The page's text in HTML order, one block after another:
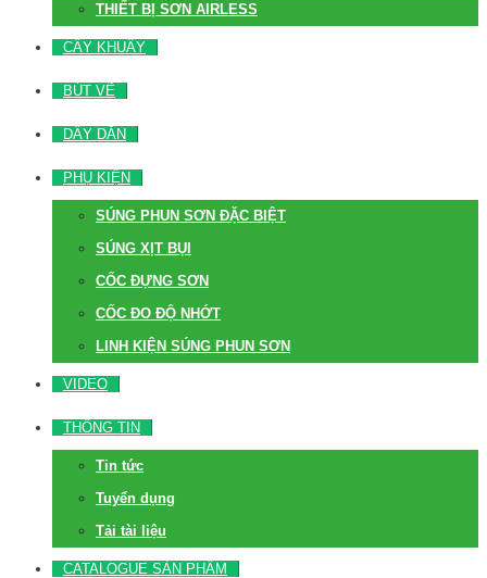
THIẾT BỊ SƠN AIRLESS
CÂY KHUẤY
BÚT VẼ
DÂY DẪN
PHỤ KIỆN
SÚNG PHUN SƠN ĐẶC BIỆT
SÚNG XỊT BỤI
CỐC ĐỰNG SƠN
CỐC ĐO ĐỘ NHỚT
LINH KIỆN SÚNG PHUN SƠN
VIDEO
THÔNG TIN
Tin tức
Tuyển dụng
Tải tài liệu
CATALOGUE SẢN PHẨM